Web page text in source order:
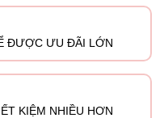
ĐƯỢC ƯU ĐÃI LỚN
KIỆM NHIỀU HƠN